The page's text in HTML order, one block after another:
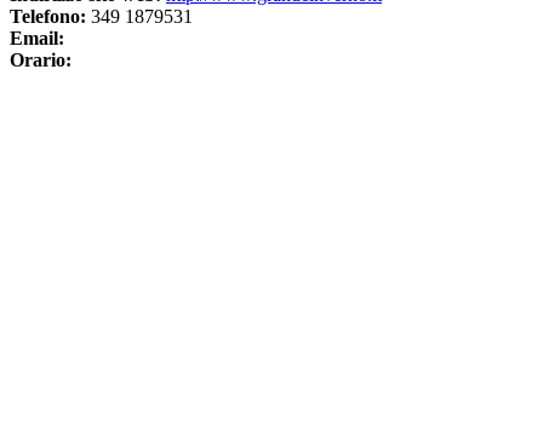
Telefono: 349 1879531
Email:
Orario: